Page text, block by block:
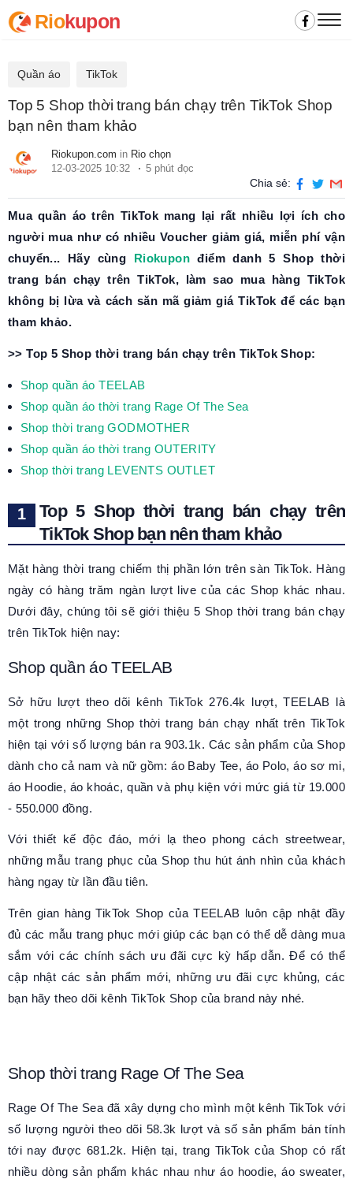
Riokupon
Quần áo TikTok
Top 5 Shop thời trang bán chạy trên TikTok Shop
bạn nên tham khảo
Riokupon.com in Rio chọn
12-03-2025 10:32
5 phút đọc
Chia sẻ:
Mua quần áo trên TikTok mang lại rất nhiều lợi ích cho
người mua như có nhiều Voucher giảm giá, miễn phí vận
chuyển... Hãy cùng Riokuponđiểm danh 5 Shop thời
trang bán chạy trên TikTok, làm sao mua hàng TikTok
không bị lừa và cách săn mã giảm giá TikTok để các bạn
tham khảo.
>> Top 5 Shop thời trang bán chạy trên TikTok Shop:
Shop quần áo TEELAB
Shop quần áo thời trang Rage Of The Sea
Shop thời trang GODMOTHER
Shop quần áo thời trang OUTERITY
Shop thời trang LEVENTS OUTLET
Top 5 Shop thời trang bán chạy trên
TikTok Shop bạn nên tham khảo
Mặt hàng thời trang chiếm thị phần lớn trên sàn TikTok. Hàng
ngày có hàng trăm ngàn lượt live của các Shop khác nhau.
Dưới đây, chúng tôi sẽ giới thiệu 5 Shop thời trang bán chạy
trên TikTok hiện nay:
Shop quần áo TEELAB
Sở hữu lượt theo dõi kênh TikTok 276.4k lượt, TEELAB là
một trong những Shop thời trang bán chạy nhất trên TikTok
hiện tại với số lượng bán ra 903.1k. Các sản phẩm của Shop
dành cho cả nam và nữ gồm: áo Baby Tee, áo Polo, áo sơ mi,
áo Hoodie, áo khoác, quần và phụ kiện với mức giá từ 19.000
- 550.000 đồng.
Với thiết kế độc đáo, mới lạ theo phong cách streetwear,
những mẫu trang phục của Shop thu hút ánh nhìn của khách
hàng ngay từ lần đầu tiên.
Trên gian hàng TikTok Shop của TEELAB luôn cập nhật đầy
đủ các mẫu trang phục mới giúp các bạn có thể dễ dàng mua
sắm với các chính sách ưu đãi cực kỳ hấp dẫn. Để có thể
cập nhật các sản phẩm mới, những ưu đãi cực khủng, các
bạn hãy theo dõi kênh TikTok Shop của brand này nhé.
Shop thời trang Rage Of The Sea
Rage Of The Sea đã xây dựng cho mình một kênh TikTok với
số lượng người theo dõi 58.3k lượt và số sản phẩm bán tính
tới nay được 681.2k. Hiện tại, trang TikTok của Shop có rất
nhiều dòng sản phẩm khác nhau như áo hoodie, áo sweater,